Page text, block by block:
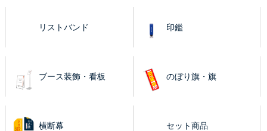
リストバンド 印鑑
ブース装飾・看板 のぼり旗・旗
横断幕 セット商品